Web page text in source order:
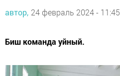
автор, 24 февраль 2024 - 11:45
Биш команда уйный.